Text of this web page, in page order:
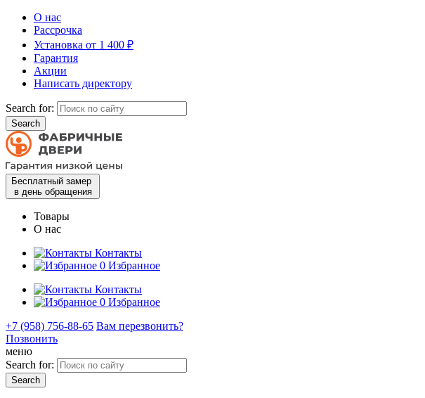
О нас
Рассрочка
Установка от 1 400 ₽
Гарантия
Акции
Написать директору
Search for:
Бесплатный замер
в день обращения
Товары
О нас
Контакты
0 Избранное
Контакты
0 Избранное
+7 (958) 756-88-65 Вам перезвонить?
Позвонить
меню
Search for: